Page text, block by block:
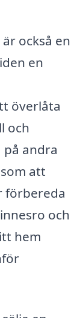
också en
en
överlåta
och
andra
att
förbereda
och
hem